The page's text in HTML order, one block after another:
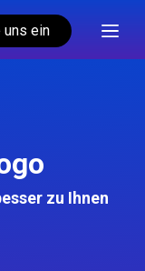
uns ein
zu Ihnen